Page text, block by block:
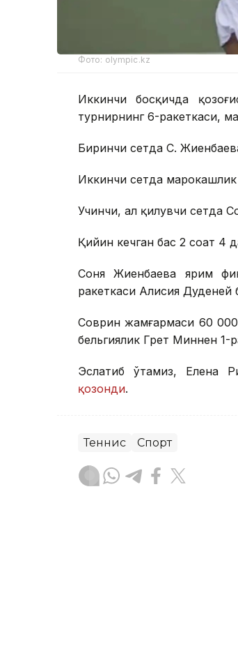
Фото: olympic.kz
Иккинчи босқичда
турнирнинг 6-ракеткаси,
Биринчи сетда С.
Иккинчи сетда марокашлик
Учинчи, ҳал қилувчи сетда
Қийин кечган баҳс 2 соат 4
Соня Жиенбаева ярим
ракеткаси Алисия Дуденей
Соврин жамғармаси 60
бельгиялик Грет Миннен 1-
Эслатиб ўтамиз, Елена
қозонди.
Теннис Спорт